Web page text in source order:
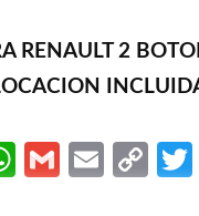
RENAULT 2
WhatsApp
GmailEmail